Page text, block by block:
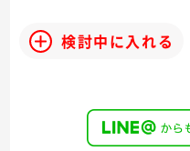
検討中に入れる